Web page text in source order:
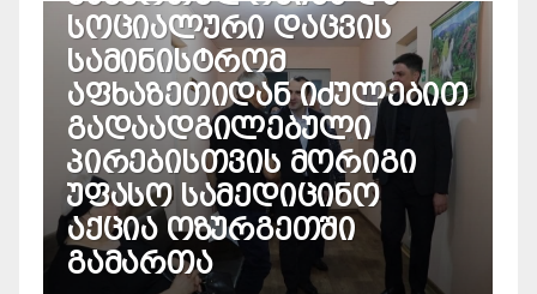
დაცვის
იძულებით
მორიგი
სამედიცინო
ოზურგეთში